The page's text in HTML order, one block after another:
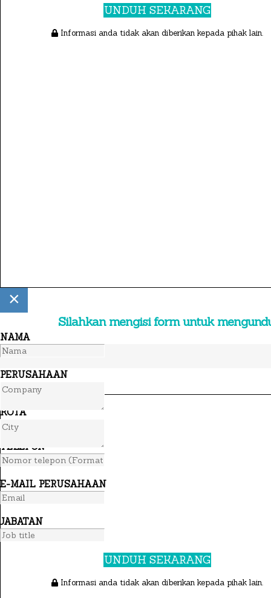
UNDUH SEKARANG
Informasi anda tidak akan diberikan kepada pihak lain.
×
Silahkan mengisi form untuk
NAMA
PERUSAHAAN
KOTA
TELEPON
E-MAIL PERUSAHAAN
JABATAN
UNDUH SEKARANG
Informasi anda tidak akan diberikan kepada pihak lain.